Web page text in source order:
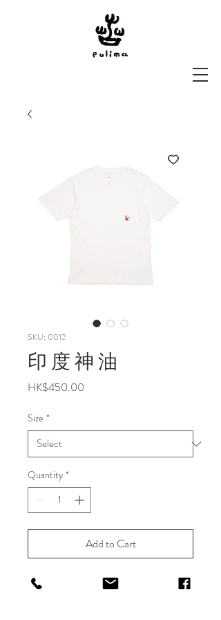
SKU: 0012
印 度 神 油
HK$450.00
Size *
Quantity *
Add to Cart
Buy Now